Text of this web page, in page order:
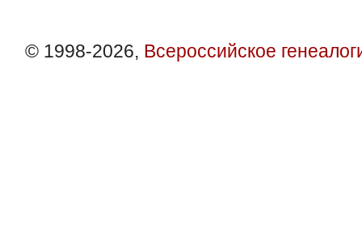
© 1998-2026, Всероссийское